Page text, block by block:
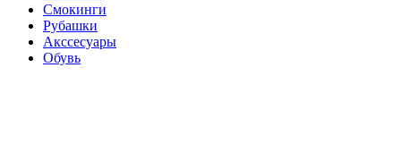
Смокинги
Рубашки
Акссесуары
Обувь